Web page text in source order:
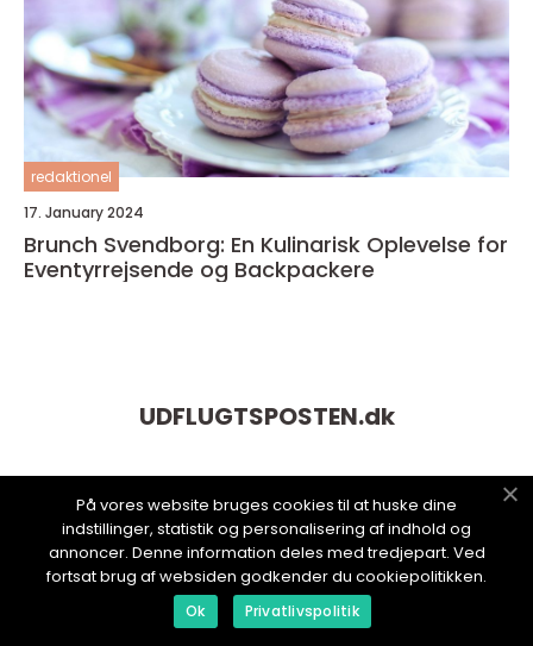
redaktionel
17. January 2024
Brunch Svendborg: En Kulinarisk Oplevelse for
Eventyrrejsende og Backpackere
UDFLUGTSPOSTEN.dk
På vores website bruges cookies til at huske dine
indstillinger, statistik og personalisering af indhold og
annoncer. Denne information deles med tredjepart. Ved
fortsat brug af websiden godkender du cookiepolitikken.
Ok Privatlivspolitik